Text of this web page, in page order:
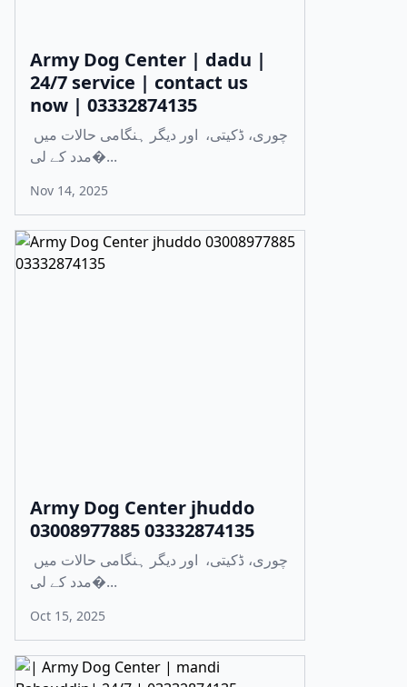
Army Dog Center | dadu |
24/7 service | contact us
now | 03332874135
مدد کے لی�...
Nov 14, 2025
Army Dog Center jhuddo
03008977885 03332874135
مدد کے لی�...
Oct 15, 2025